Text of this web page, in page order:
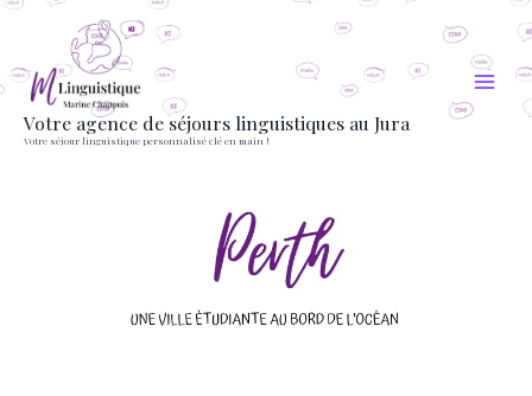
Aller
contenu
Votre agence de séjours linguistiques au Jura
Votre séjour linguistique personnalisé clé en main !